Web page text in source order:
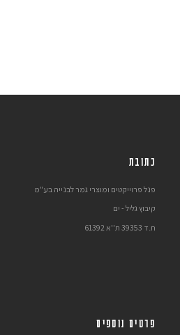
כתובת
פנל פרוייקטים ומוצרי גמר לבנייה בע"מ
קיבוץ גליל - ים
ת.ד 39353 ת''א 61392
פרטים נוספים